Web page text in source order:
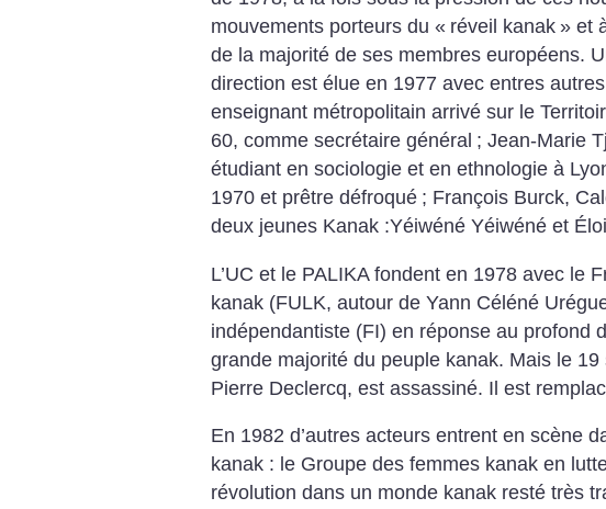
mouvements porteurs du « réveil kanak » et
de la majorité de ses membres européens.
direction est élue en 1977 avec entres
enseignant métropolitain arrivé sur le
60, comme secrétaire général ; Jean-Marie
étudiant en sociologie et en ethnologie à
1970 et prêtre défroqué ; François Burck,
deux jeunes Kanak :Yéiwéné Yéiwéné et
L’UC et le PALIKA fondent en 1978 avec le
kanak (FULK, autour de Yann Céléné
indépendantiste (FI) en réponse au profond
grande majorité du peuple kanak. Mais le 19
Pierre Declercq, est assassiné. Il est
En 1982 d’autres acteurs entrent en scène
kanak : le Groupe des femmes kanak en
révolution dans un monde kanak resté très